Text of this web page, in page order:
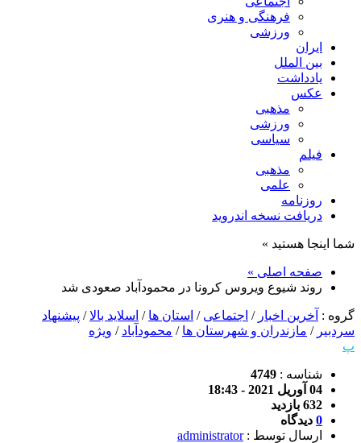
فرهنگی و هنری
ورزشی
ایران
بین الملل
یادداشت
عکس
مذهبی
ورزشی
سیاسی
فیلم
مذهبی
علمی
روزنامه
دریافت نسخه اندروید
شما اینجا هستید »
صفحه اصلی »
روند شیوع ویروس کرونا در محمودآباد صعودی شد
گروه : آخرین اخبار / اجتماعی / استان ها / اسلاید بالا/ پیشنهاد
سردبیر / مازندران و شهرستان ها / محمودآباد / ویژه
پ
شناسه : 4749
04 آوریل 2021 - 18:43
632 بازدید
0 دیدگاه
ارسال توسط :administrator